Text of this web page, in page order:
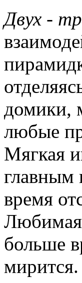
Двух -
домики,
любые
Мягкая
главным
время
Любимая
больше